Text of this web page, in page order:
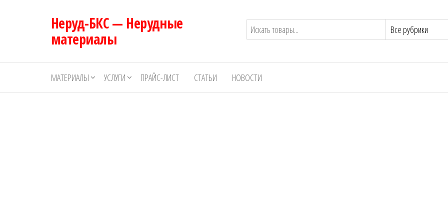
Неруд-БКС — Нерудные
материалы
МАТЕРИАЛЫ УСЛУГИ ПРАЙС-ЛИСТ СТАТЬИ НОВОСТИ